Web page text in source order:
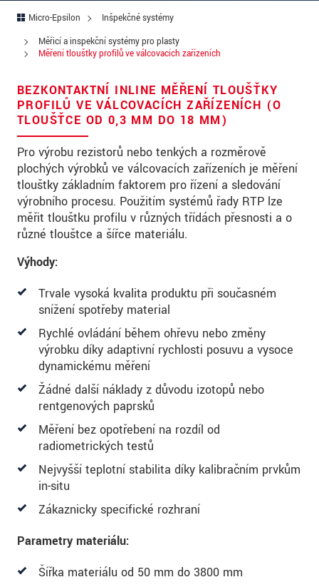
Micro-Epsilon
Inšpekčné systémy
Měřicí a inspekční systémy pro plasty
Měření tloušťky profilů ve válcovacích zařízeních
BEZKONTAKTNÍ INLINE MĚŘENÍ TLOUŠŤKY
PROFILŮ VE VÁLCOVACÍCH ZAŘÍZENÍCH (O
TLOUŠŤCE OD 0,3 MM DO 18 MM)
Pro výrobu rezistorů nebo tenkých a rozměrově
plochých výrobků ve válcovacích zařízeních je měření
tloušťky základním faktorem pro řízení a sledování
výrobního procesu. Použitím systémů řady RTP lze
měřit tloušťku profilu v různých třídách přesnosti a o
různé tloušťce a šířce materiálu.
Výhody:
Trvale vysoká kvalita produktu při současném
snížení spotřeby material
Rychlé ovládání během ohřevu nebo změny
výrobku díky adaptivní rychlosti posuvu a vysoce
dynamickému měření
Žádné další náklady z důvodu izotopů nebo
rentgenových paprsků
Měření bez opotřebení na rozdíl od
radiometrických testů
Nejvyšší teplotní stabilita díky kalibračním prvkům
in-situ
Zákaznicky specifické rozhraní
Parametry materiálu:
Šířka materiálu od 50 mm do 3800 mm
Krajina*
Telefon
E-Mail*
Vaša správa *
innovations by e-mail.
* Povinné informace
S vašimi údaji zacházíme důvěrně. Přečtěte si
prosím našeprohlášení o ochraně osobních údajů
ODOSLAŤ SPRÁVU